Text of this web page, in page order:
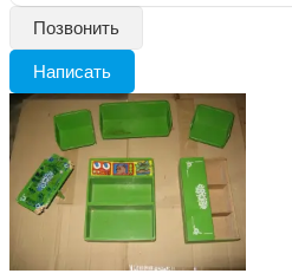
Позвонить
Написать